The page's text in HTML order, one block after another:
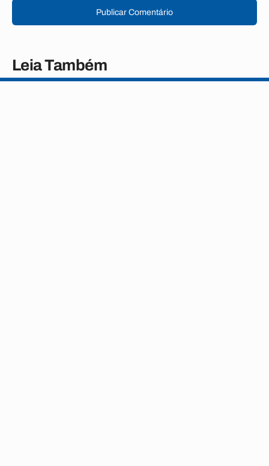
Publicar Comentário
Leia Também